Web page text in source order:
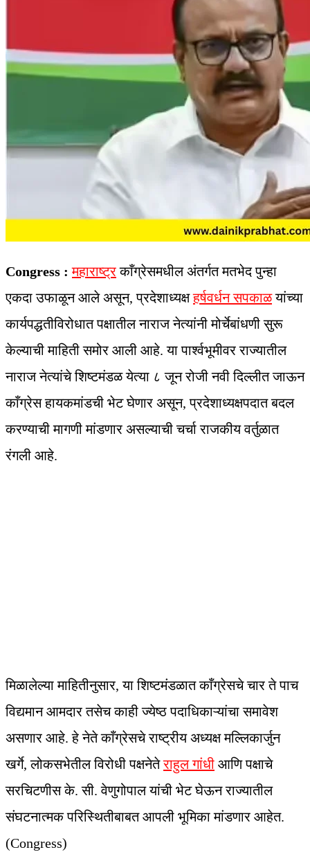
Congress : महाराष्ट्रकाँग्रेसमधील अंतर्गत मतभेद पुन्हा
एकदा उफाळून आले असून, प्रदेशाध्यक्षहर्षवर्धन सपकाळयांच्या
कार्यपद्धतीविरोधात पक्षातील नाराज नेत्यांनी मोर्चेबांधणी सुरू
केल्याची माहिती समोर आली आहे. या पार्श्वभूमीवर राज्यातील
नाराज नेत्यांचे शिष्टमंडळ येत्या ८ जून रोजी नवी दिल्लीत जाऊन
काँग्रेस हायकमांडची भेट घेणार असून, प्रदेशाध्यक्षपदात बदल
करण्याची मागणी मांडणार असल्याची चर्चा राजकीय वर्तुळात
रंगली आहे.
मिळालेल्या माहितीनुसार, या शिष्टमंडळात काँग्रेसचे चार ते पाच
विद्यमान आमदार तसेच काही ज्येष्ठ पदाधिकाऱ्यांचा समावेश
असणार आहे. हे नेते काँग्रेसचे राष्ट्रीय अध्यक्ष मल्लिकार्जुन
खर्गे, लोकसभेतील विरोधी पक्षनेतेराहुल गांधी आणि पक्षाचे
सरचिटणीस के. सी. वेणुगोपाल यांची भेट घेऊन राज्यातील
संघटनात्मक परिस्थितीबाबत आपली भूमिका मांडणार आहेत.
(Congress)